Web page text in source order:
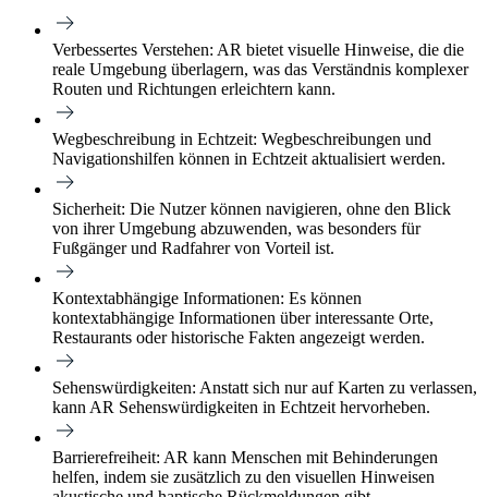
Verbessertes Verstehen: AR bietet visuelle Hinweise, die die
reale Umgebung überlagern, was das Verständnis komplexer
Routen und Richtungen erleichtern kann.
Wegbeschreibung in Echtzeit: Wegbeschreibungen und
Navigationshilfen können in Echtzeit aktualisiert werden.
Sicherheit: Die Nutzer können navigieren, ohne den Blick
von ihrer Umgebung abzuwenden, was besonders für
Fußgänger und Radfahrer von Vorteil ist.
Kontextabhängige Informationen: Es können
kontextabhängige Informationen über interessante Orte,
Restaurants oder historische Fakten angezeigt werden.
Sehenswürdigkeiten: Anstatt sich nur auf Karten zu verlassen,
kann AR Sehenswürdigkeiten in Echtzeit hervorheben.
Barrierefreiheit: AR kann Menschen mit Behinderungen
helfen, indem sie zusätzlich zu den visuellen Hinweisen